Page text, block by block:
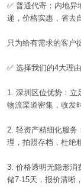
✅ 普通代寄：内地异
递，价格实惠，省去
只为给有需求的客户
✅ 选择我们的4大理
1. 深圳区位优势：立
物流渠道密集，收发
2. 轻资产精细化服务
理，拍照存档，杜绝
3. 价格透明无隐形消
储7-15天，报价清晰